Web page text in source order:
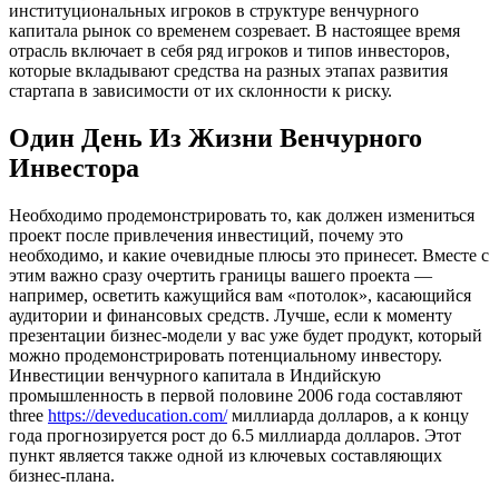
институциональных игроков в структуре венчурного
капитала рынок со временем созревает. В настоящее время
отрасль включает в себя ряд игроков и типов инвесторов,
которые вкладывают средства на разных этапах развития
стартапа в зависимости от их склонности к риску.
Один День Из Жизни Венчурного
Инвестора
Необходимо продемонстрировать то, как должен измениться
проект после привлечения инвестиций, почему это
необходимо, и какие очевидные плюсы это принесет. Вместе с
этим важно сразу очертить границы вашего проекта —
например, осветить кажущийся вам «потолок», касающийся
аудитории и финансовых средств. Лучше, если к моменту
презентации бизнес-модели у вас уже будет продукт, который
можно продемонстрировать потенциальному инвестору.
Инвестиции венчурного капитала в Индийскую
промышленность в первой половине 2006 года составляют
three https://deveducation.com/миллиарда долларов, а к концу
года прогнозируется рост до 6.5 миллиарда долларов. Этот
пункт является также одной из ключевых составляющих
бизнес-плана.